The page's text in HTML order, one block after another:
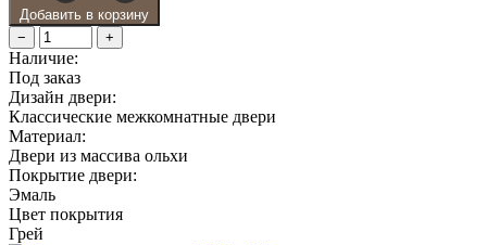
Добавить в корзину
−
+
Наличие:
Под заказ
Дизайн двери:
Классические межкомнатные двери
Материал:
Двери из массива ольхи
Покрытие двери:
Эмаль
Цвет покрытия
Грей